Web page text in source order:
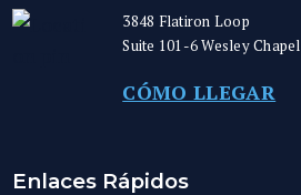
3848 Flatiron Loop
Suite 101-6Wesley Chapel
CÓMO LLEGAR
Enlaces Rápidos